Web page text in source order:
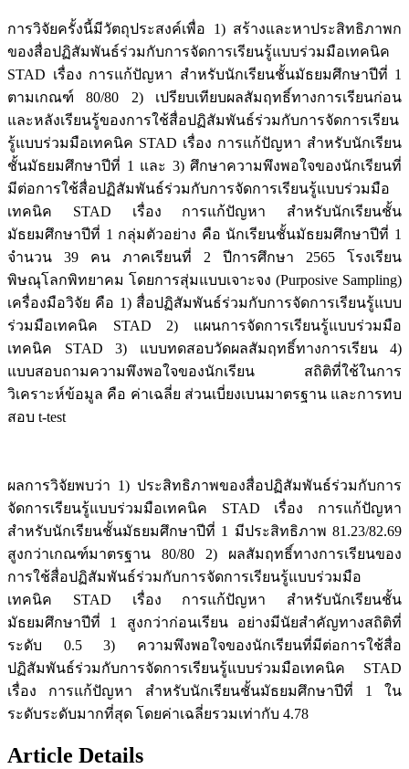
การวิจัยครั้งนี้มีวัตถุประสงค์เพื่อ 1) สร้างและหาประสิทธิภาพก
ของสื่อปฏิสัมพันธ์ร่วมกับการจัดการเรียนรู้แบบร่วมมือเทคนิค
STAD เรื่อง การแก้ปัญหา สำหรับนักเรียนชั้นมัธยมศึกษาปีที่ 1
ตามเกณฑ์ 80/80 2) เปรียบเทียบผลสัมฤทธิ์ทางการเรียนก่อน
และหลังเรียนรู้ของการใช้สื่อปฏิสัมพันธ์ร่วมกับการจัดการเรียน
รู้แบบร่วมมือเทคนิค STAD เรื่อง การแก้ปัญหา สำหรับนักเรียน
ชั้นมัธยมศึกษาปีที่ 1 และ 3) ศึกษาความพึงพอใจของนักเรียนที่
มีต่อการใช้สื่อปฏิสัมพันธ์ร่วมกับการจัดการเรียนรู้แบบร่วมมือ
เทคนิค STAD เรื่อง การแก้ปัญหา สำหรับนักเรียนชั้น
มัธยมศึกษาปีที่ 1 กลุ่มตัวอย่าง คือ นักเรียนชั้นมัธยมศึกษาปีที่ 1
จำนวน 39 คน ภาคเรียนที่ 2 ปีการศึกษา 2565 โรงเรียน
พิษณุโลกพิทยาคม โดยการสุ่มแบบเจาะจง (Purposive Sampling)
เครื่องมือวิจัย คือ 1) สื่อปฏิสัมพันธ์ร่วมกับการจัดการเรียนรู้แบบ
ร่วมมือเทคนิค STAD 2) แผนการจัดการเรียนรู้แบบร่วมมือ
เทคนิค STAD 3) แบบทดสอบวัดผลสัมฤทธิ์ทางการเรียน 4)
แบบสอบถามความพึงพอใจของนักเรียน สถิติที่ใช้ในการ
วิเคราะห์ข้อมูล คือ ค่าเฉลี่ย ส่วนเบี่ยงเบนมาตรฐาน และการทบ
สอบ t-test
ผลการวิจัยพบว่า 1) ประสิทธิภาพของสื่อปฏิสัมพันธ์ร่วมกับการ
จัดการเรียนรู้แบบร่วมมือเทคนิค STAD เรื่อง การแก้ปัญหา
สำหรับนักเรียนชั้นมัธยมศึกษาปีที่ 1 มีประสิทธิภาพ 81.23/82.69
สูงกว่าเกณฑ์มาตรฐาน 80/80 2) ผลสัมฤทธิ์ทางการเรียนของ
การใช้สื่อปฏิสัมพันธ์ร่วมกับการจัดการเรียนรู้แบบร่วมมือ
เทคนิค STAD เรื่อง การแก้ปัญหา สำหรับนักเรียนชั้น
มัธยมศึกษาปีที่ 1 สูงกว่าก่อนเรียน อย่างมีนัยสำคัญทางสถิติที่
ระดับ 0.5 3) ความพึงพอใจของนักเรียนที่มีต่อการใช้สื่อ
ปฏิสัมพันธ์ร่วมกับการจัดการเรียนรู้แบบร่วมมือเทคนิค STAD
เรื่อง การแก้ปัญหา สำหรับนักเรียนชั้นมัธยมศึกษาปีที่ 1 ใน
ระดับระดับมากที่สุด โดยค่าเฉลี่ยรวมเท่ากับ 4.78
Article Details